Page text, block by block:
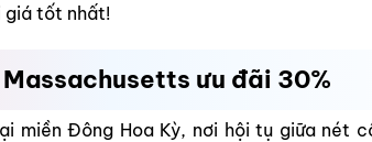
giá tốt nhất!
ưu đãi 30%
miền Đông Hoa Kỳ, nơi hội tụ giữa nét